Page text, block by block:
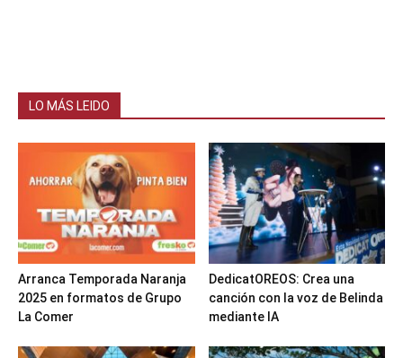
LO MÁS LEIDO
Arranca Temporada Naranja
2025 en formatos de Grupo
La Comer
DedicatOREOS: Crea una
canción con la voz de Belinda
mediante IA